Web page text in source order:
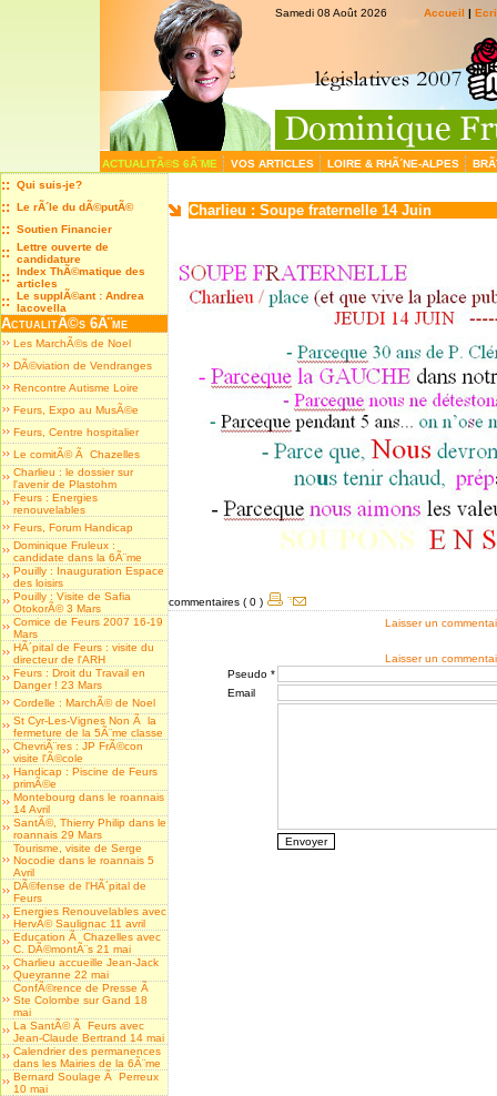
Samedi 08 Août 2026 Accueil |
ACTUALITÃ©S 6Ã¨ME VOS ARTICLES LOIRE & RHÃ´NE-ALPES
:: Qui suis-je?
:: Le rÃ´le du dÃ©putÃ©
:: Soutien Financier
::
Lettre ouverte de
candidature
::
Index ThÃ©matique des
articles
::
Le supplÃ©ant : Andrea
Iacovella
ActualitÃ©s 6Ã¨me
Les MarchÃ©s de Noel
DÃ©viation de Vendranges
Rencontre Autisme Loire
Feurs, Expo au MusÃ©e
Feurs, Centre hospitalier
Le comitÃ© Ã Chazelles
Charlieu : le dossier sur
l'avenir de Plastohm
Feurs : Energies
renouvelables
Feurs, Forum Handicap
Dominique Fruleux :
candidate dans la 6Ã¨me
Pouilly : Inauguration Espace
des loisirs
Pouilly : Visite de Safia
OtokorÃ© 3 Mars
Comice de Feurs 2007 16-19
Mars
HÃ´pital de Feurs : visite du
directeur de l'ARH
Feurs : Droit du Travail en
Danger ! 23 Mars
Cordelle : MarchÃ© de Noel
St Cyr-Les-Vignes Non Ã la
fermeture de la 5Ã¨me classe
ChevriÃ¨res : JP FrÃ©con
visite l'Ã©cole
Handicap : Piscine de Feurs
primÃ©e
Montebourg dans le roannais
14 Avril
SantÃ©, Thierry Philip dans le
roannais 29 Mars
Tourisme, visite de Serge
Nocodie dans le roannais 5
Avril
DÃ©fense de l'HÃ´pital de
Feurs
Energies Renouvelables avec
HervÃ© Saulignac 11 avril
Education Ã Chazelles avec
C. DÃ©montÃ¨s 21 mai
Charlieu accueille Jean-Jack
Queyranne 22 mai
ConfÃ©rence de Presse Ã
Ste Colombe sur Gand 18
mai
La SantÃ© Ã Feurs avec
Jean-Claude Bertrand 14 mai
Calendrier des permanences
dans les Mairies de la 6Ã¨me
Bernard Soulage Ã Perreux
10 mai
Charlieu : Soupe fraternelle 14 Juin
commentaires ( 0 )
Laisser un
Laisser un
Pseudo *
Email